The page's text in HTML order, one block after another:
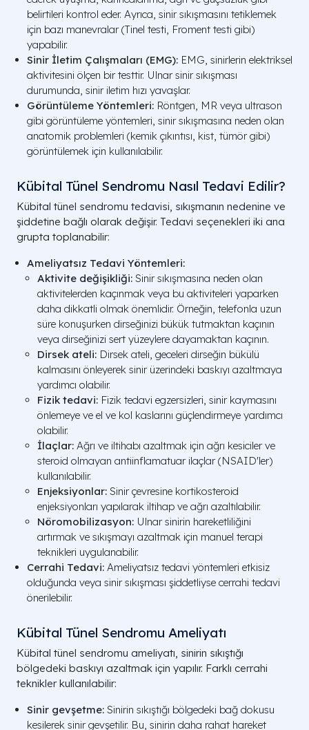
belirtileri kontrol eder. Ayrıca, sinir sıkışmasını tetiklemek
için bazı manevralar (Tinel testi, Froment testi gibi)
yapabilir.
Sinir İletim Çalışmaları (EMG): EMG, sinirlerin elektriksel
aktivitesini ölçen bir testtir. Ulnar sinir sıkışması
durumunda, sinir iletim hızı yavaşlar.
Görüntüleme Yöntemleri: Röntgen, MR veya ultrason
gibi görüntüleme yöntemleri, sinir sıkışmasına neden olan
anatomik problemleri (kemik çıkıntısı, kist, tümör gibi)
görüntülemek için kullanılabilir.
Kübital Tünel Sendromu Nasıl Tedavi Edilir?
Kübital tünel sendromu tedavisi, sıkışmanın nedenine ve
şiddetine bağlı olarak değişir. Tedavi seçenekleri iki ana
grupta toplanabilir:
Ameliyatsız Tedavi Yöntemleri:
Aktivite değişikliği: Sinir sıkışmasına neden olan
aktivitelerden kaçınmak veya bu aktiviteleri yaparken
daha dikkatli olmak önemlidir. Örneğin, telefonla uzun
süre konuşurken dirseğinizi bükük tutmaktan kaçının
veya dirseğinizi sert yüzeylere dayamaktan kaçının.
Dirsek ateli: Dirsek ateli, geceleri dirseğin bükülü
kalmasını önleyerek sinir üzerindeki baskıyı azaltmaya
yardımcı olabilir.
Fizik tedavi: Fizik tedavi egzersizleri, sinir kaymasını
önlemeye ve el ve kol kaslarını güçlendirmeye yardımcı
olabilir.
İlaçlar: Ağrı ve iltihabı azaltmak için ağrı kesiciler ve
steroid olmayan antiinflamatuar ilaçlar (NSAID'ler)
kullanılabilir.
Enjeksiyonlar: Sinir çevresine kortikosteroid
enjeksiyonları yapılarak iltihap ve ağrı azaltılabilir.
Nöromobilizasyon: Ulnar sinirin hareketliliğini
artırmak ve sıkışmayı azaltmak için manuel terapi
teknikleri uygulanabilir.
Cerrahi Tedavi: Ameliyatsız tedavi yöntemleri etkisiz
olduğunda veya sinir sıkışması şiddetliyse cerrahi tedavi
önerilebilir.
Kübital Tünel Sendromu Ameliyatı
Kübital tünel sendromu ameliyatı, sinirin sıkıştığı
bölgedeki baskıyı azaltmak için yapılır. Farklı cerrahi
teknikler kullanılabilir:
Sinir gevşetme: Sinirin sıkıştığı bölgedeki bağ dokusu
kesilerek sinir gevşetilir. Bu, sinirin daha rahat hareket